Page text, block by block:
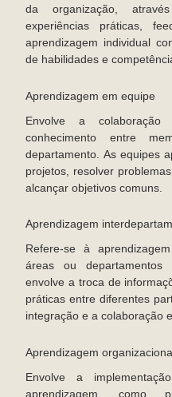
da organização,
experiências práticas,
aprendizagem individual
de habilidades e
Aprendizagem em equipe
Envolve a
conhecimento entre
departamento. As equipes
projetos, resolver
alcançar objetivos comuns.
Aprendizagem
Refere-se à
áreas ou
envolve a troca de
práticas entre diferentes
integração e a colaboração
Aprendizagem
Envolve a
aprendizagem, como